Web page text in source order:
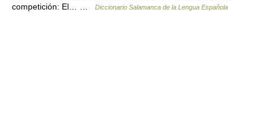
competición: El… …
Diccionario Salamanca de la Lengua Española